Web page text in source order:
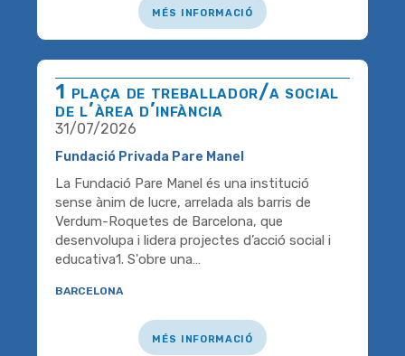
més informació
1 plaça de treballador/a social
de l’àrea d’infància
31/07/2026
Fundació Privada Pare Manel
La Fundació Pare Manel és una institució
sense ànim de lucre, arrelada als barris de
Verdum-Roquetes de Barcelona, que
desenvolupa i lidera projectes d’acció social i
educativa1. S'obre una…
barcelona
més informació